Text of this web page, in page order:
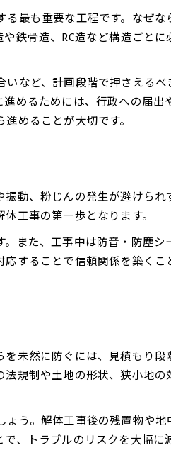
践術
全対策
ント
法
法
イント
解説
慮術
とは
工夫
点
方
化する
最も重要な工程です。なぜ
骨造、RC造など構造ごとに
など、計画段階で押さえる
めるためには、行政への届
めることが大切です。
動、粉じんの発生が避けら
工事の第一歩となります。
また、工事中は防音・防塵
することで信頼関係を築く
未然に防ぐには、見積もり
規制や土地の形状、狭小地
う。解体工事後の残置物や
、トラブルのリスクを大幅に